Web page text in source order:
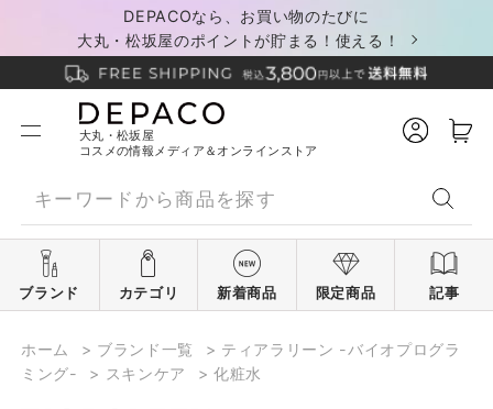
DEPACOなら、お買い物のたびに
大丸・松坂屋のポイントが貯まる！使える！
大丸・松坂屋
コスメの情報メディア＆オンラインストア
ブランド カテゴリ 新着商品 限定商品 記事
ホーム > ブランド一覧 > ティアラリーン -バイオプログラ
ミング-
> スキンケア >化粧水